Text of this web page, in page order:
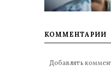
КОММЕНТАРИИ
Добавлять